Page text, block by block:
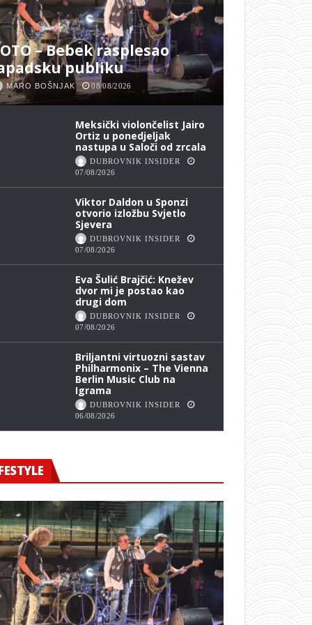
– Bebek rasplesao
publiku
MARO BOŠNJAK 08/08/2026
Meksički violončelist Jairo
Ortiz u ponedjeljak
nastupa u Saloči od zrcala
DUBROVNIK INSIDER
07/08/2026
Viktor Daldon u Sponzi
otvorio izložbu Svjetlo
Sjevera
DUBROVNIK INSIDER
07/08/2026
Eva Šulić Brajčić: Knežev
dvor mi je postao kao
drugi dom
DUBROVNIK INSIDER
07/08/2026
Briljantni virtuozni sastav
Philharmonix – The Vienna
Berlin Music Club na
Igrama
DUBROVNIK INSIDER
06/08/2026